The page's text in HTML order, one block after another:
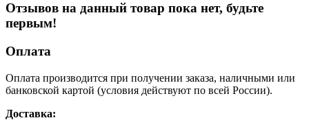
Отзывов на данный товар пока нет, будьте
первым!
Оплата
Оплата производится при получении заказа, наличными или
банковской картой (условия действуют по всей России).
Доставка: